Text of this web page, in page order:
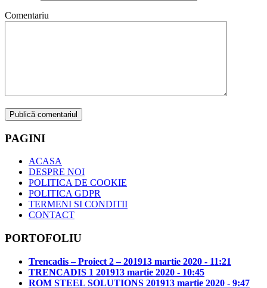
Comentariu
PAGINI
ACASA
DESPRE NOI
POLITICA DE COOKIE
POLITICA GDPR
TERMENI SI CONDITII
CONTACT
PORTOFOLIU
Trencadis – Proiect 2 – 201913 martie 2020 - 11:21
TRENCADIS 1 201913 martie 2020 - 10:45
ROM STEEL SOLUTIONS 201913 martie 2020 - 9:47